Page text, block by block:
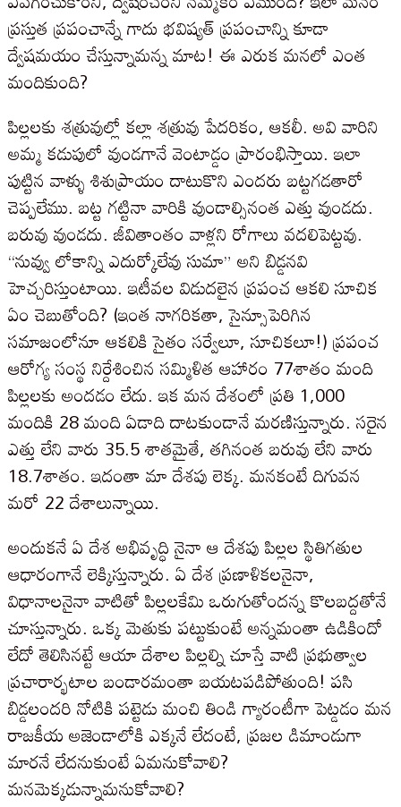
ప్రస్తుత ప్రపంచాన్నే గాదు భవిష్యత్ ప్రపంచాన్ని కూడా
ద్వేషమయం చేస్తున్నామన్న మాట! ఈ ఎరుక మనలో ఎంత
మందికుంది?
పిల్లలకు శత్రువుల్లో కల్లా శత్రువు పేదరికం, ఆకలీ. అవి వారిని
అమ్మ కడుపులో వుండగానే వెంటాడ్డం ప్రారంభిస్తాయి. ఇలా
పుట్టిన వాళ్ళు శిశుప్రాయం దాటుకొని ఎందరు బట్టగడతారో
చెప్పలేము. బట్ట గట్టినా వారికి వుండాల్సినంత ఎత్తు వుండదు.
బరువు వుండదు. జీవితాంతం వాళ్లని రోగాలు వదలిపెట్టవు.
“నువ్వు లోకాన్ని ఎదుర్కోలేవు సుమా” అని బిడ్డనవి
హెచ్చరిస్తుంటాయి. ఇటీవల విడుదలైన ప్రపంచ ఆకలి సూచిక
ఏం చెబుతోంది? (ఇంత నాగరికతా, సైన్సూపెరిగిన
సమాజంలోనూ ఆకలికి సైతం సర్వేలూ, సూచికలూ!) ప్రపంచ
ఆరోగ్య సంస్థ నిర్దేశించిన సమ్మిళిత ఆహారం 77శాతం మంది
పిల్లలకు అందడం లేదు. ఇక మన దేశంలో ప్రతి 1,000
మందికి 28 మంది ఏడాది దాటకుండానే మరణిస్తున్నారు. సరైన
ఎత్తు లేని వారు 35.5 శాతమైతే, తగినంత బరువు లేని వారు
18.7శాతం. ఇదంతా మా దేశపు లెక్క. మనకంటే దిగువన
మరో 22 దేశాలున్నాయి.
అందుకనే ఏ దేశ అభివృద్ధి నైనా ఆ దేశపు పిల్లల స్థితిగతుల
ఆధారంగానే లెక్కిస్తున్నారు. ఏ దేశ ప్రణాళికలనైనా,
విధానాలనైనా వాటితో పిల్లలకేమి ఒరుగుతోందన్న కొలబద్దతోనే
చూస్తున్నారు. ఒక్క మెతుకు పట్టుకుంటే అన్నమంతా ఉడికిందో
లేదో తెలిసినట్టే ఆయా దేశాల పిల్లల్ని చూస్తే వాటి ప్రభుత్వాల
ప్రచారార్భటాల బండారమంతా బయటపడిపోతుంది! పసి
బిడ్డలందరి నోటికి పట్టెడు మంచి తిండి గ్యారంటీగా పెట్డడం మన
రాజకీయ అజెండాలోకి ఎక్కనే లేదంటే, ప్రజల డిమాండుగా
మారనే లేదనుకుంటే ఏమనుకోవాలి?
మనమెక్కడున్నామనుకోవాలి?